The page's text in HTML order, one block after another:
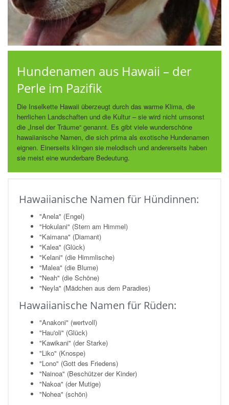
Hundenamen aus Hawaii – der
Perle im Pazifik
Die Inselkette Hawaii überzeugt durch das warme Klima, die
herrlichen Landschaften und die Kultur – sie wird nicht umsonst
die „Insel der Träume“ genannt. Es gibt viele wunderschöne
hawaiianische Namen, die sich prima als exotische Hundenamen
eignen. Einerseits klingen sie melodisch und andererseits haben
sie meist eine wunderbare Bedeutung.
Hawaiianische Namen für Hündinnen:
"Anela" (Engel)
"Hokulani" (Stern am Himmel)
"Kaimana" (Diamant)
"Kalea" (Glück)
"Kelani" (die Himmlische)
"Malea" (die Blume)
"Neah" (die Schöne)
"Neyla" (Mädchen aus dem Paradies)
Hawaiianische Namen für Rüden:
"Anakoni" (wertvoll)
"Hau'oli" (Glück)
"Kawikani" (der Starke)
"Liko" (Knospe)
"Lono" (Gott des Friedens)
"Nainoa" (Beschützer der Kinder)
"Nakoa" (der Mutige)
"Nohea" (schön)